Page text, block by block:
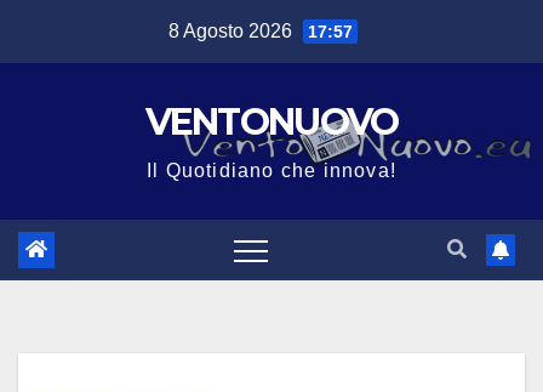
8 Agosto 2026 17:57
VENTONUOVO
Il Quotidiano che innova!